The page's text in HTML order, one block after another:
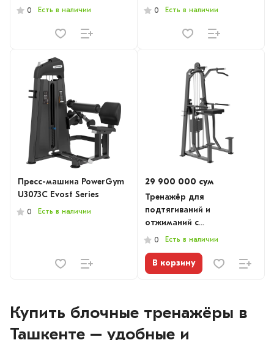
0 Есть в наличии
Series
0 Есть в наличии
Пресс-машина PowerGym
U3073C Evost Series
0 Есть в наличии
29 900 000 сум
Тренажёр для
подтягиваний и
отжиманий с
противовесом U3009
0 Есть в наличии
В корзину
Купить блочные тренажёры в
Ташкенте – удобные и